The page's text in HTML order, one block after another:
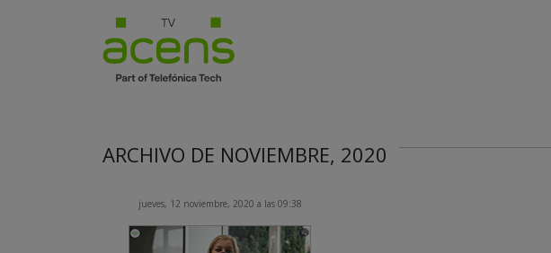
ARCHIVO DE NOVIEMBRE, 2020
jueves, 12 noviembre, 2020 a las 09:38